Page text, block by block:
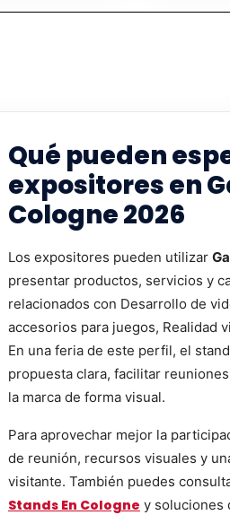
Qué pueden
expositores en
Cologne 2026
Los expositores pueden utilizar
presentar productos, servicios y
relacionados con Desarrollo de
accesorios para juegos, Realidad
En una feria de este perfil, el
propuesta clara, facilitar
la marca de forma visual.
Para aprovechar mejor la
de reunión, recursos visuales y
visitante. También puedes
Stands En Cologne y soluciones